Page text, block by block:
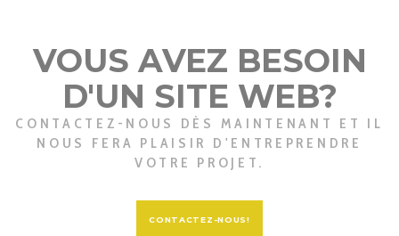
VOUS AVEZ BESOIN
D'UN SITE WEB?
CONTACTEZ-NOUS DÈS MAINTENANT ET IL
NOUS FERA PLAISIR D'ENTREPRENDRE
VOTRE PROJET.
CONTACTEZ-NOUS!